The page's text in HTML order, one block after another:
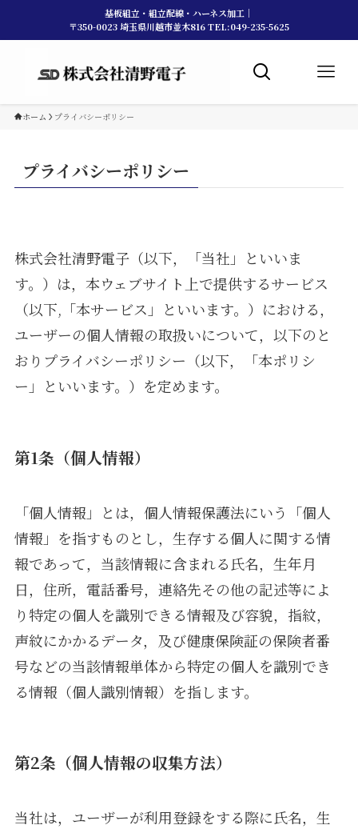
基板組立・組立配線・ハーネス加工｜
〒350-0023 埼玉県川越市並木816 TEL:049-235-5625
ホーム プライバシーポリシー
プライバシーポリシー
株式会社清野電子（以下，「当社」といいま
す。）は，本ウェブサイト上で提供するサービス
（以下,「本サービス」といいます。）における，
ユーザーの個人情報の取扱いについて，以下のと
おりプライバシーポリシー（以下，「本ポリシ
ー」といいます。）を定めます。
第1条（個人情報）
「個人情報」とは，個人情報保護法にいう「個人
情報」を指すものとし，生存する個人に関する情
報であって，当該情報に含まれる氏名，生年月
日，住所，電話番号，連絡先その他の記述等によ
り特定の個人を識別できる情報及び容貌，指紋，
声紋にかかるデータ，及び健康保険証の保険者番
号などの当該情報単体から特定の個人を識別でき
る情報（個人識別情報）を指します。
第2条（個人情報の収集方法）
当社は，ユーザーが利用登録をする際に氏名，生